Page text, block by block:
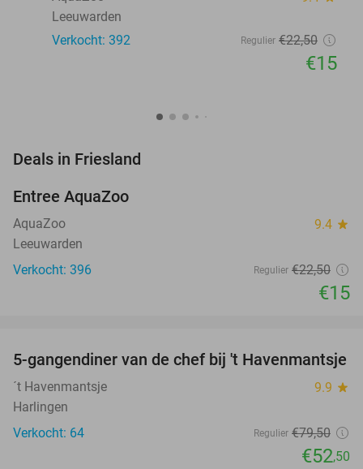
Leeuwarden
Verkocht: 392
Regulier €22,50
€15
Deals in Friesland
TODAY
Entree AquaZoo
AquaZoo 9.4 star
Leeuwarden
Verkocht: 396
Regulier €22,50
€15
34%
5-gangendiner van de chef bij 't Havenmantsje
´t Havenmantsje 9.9 star
Harlingen
Verkocht: 64
Regulier €79,50
€52,50